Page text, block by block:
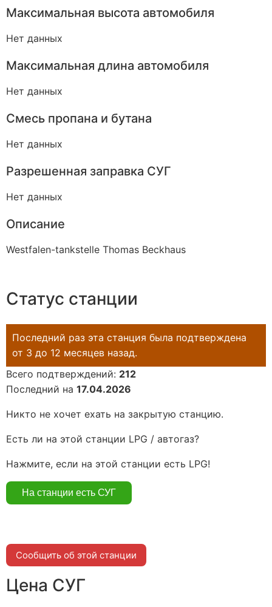
Максимальная высота автомобиля
Нет данных
Максимальная длина автомобиля
Нет данных
Смесь пропана и бутана
Нет данных
Разрешенная заправка СУГ
Нет данных
Описание
Westfalen-tankstelle Thomas Beckhaus
Статус станции
Последний раз эта станция была подтверждена
от 3 до 12 месяцев назад.
Всего подтверждений: 212
Последний на 17.04.2026
Никто не хочет ехать на закрытую станцию.
Есть ли на этой станции LPG / автогаз?
Нажмите, если на этой станции есть LPG!
Сообщить об этой станции
Цена СУГ